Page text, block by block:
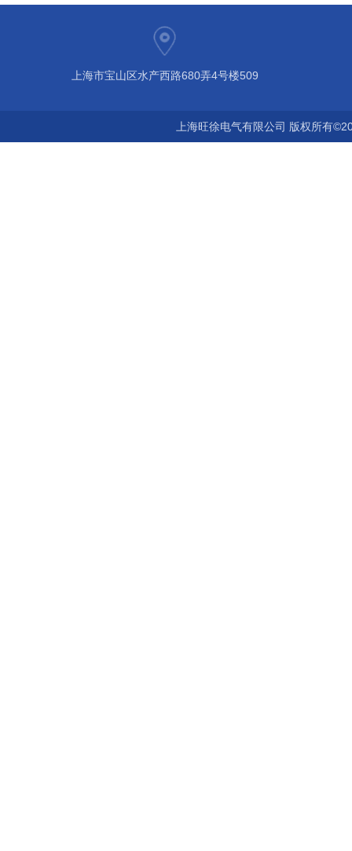
上海市宝山区水产西路680弄4号楼509
上海旺徐电气有限公司 版权所有